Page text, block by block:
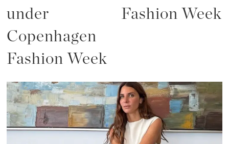
under
Copenhagen
Fashion Week
Fashion Week